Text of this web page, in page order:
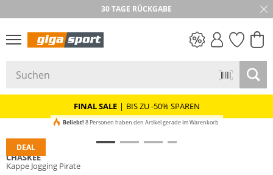
30 TAGE RÜCKGABE
FINAL SALE | BIS ZU -50% SPAREN
DEAL
Beliebt! 8 Personen haben den Artikel gerade im Warenkorb
CHASKEE
Kappe Jogging Pirate